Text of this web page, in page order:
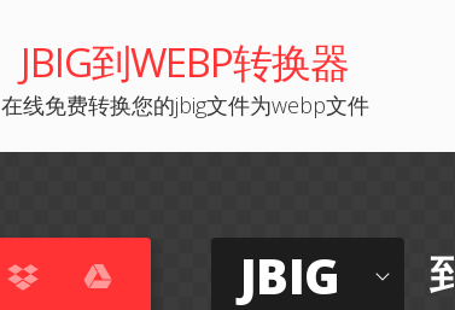
JBIG到WEBP转换器
在线免费转换您的jbig文件为webp文件
JBIG